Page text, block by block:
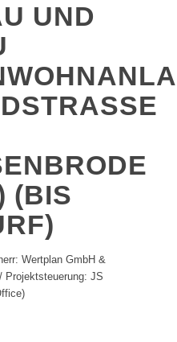
UND
1
(9
EN
Wertplan GmbH &
Projektsteuerung: JS